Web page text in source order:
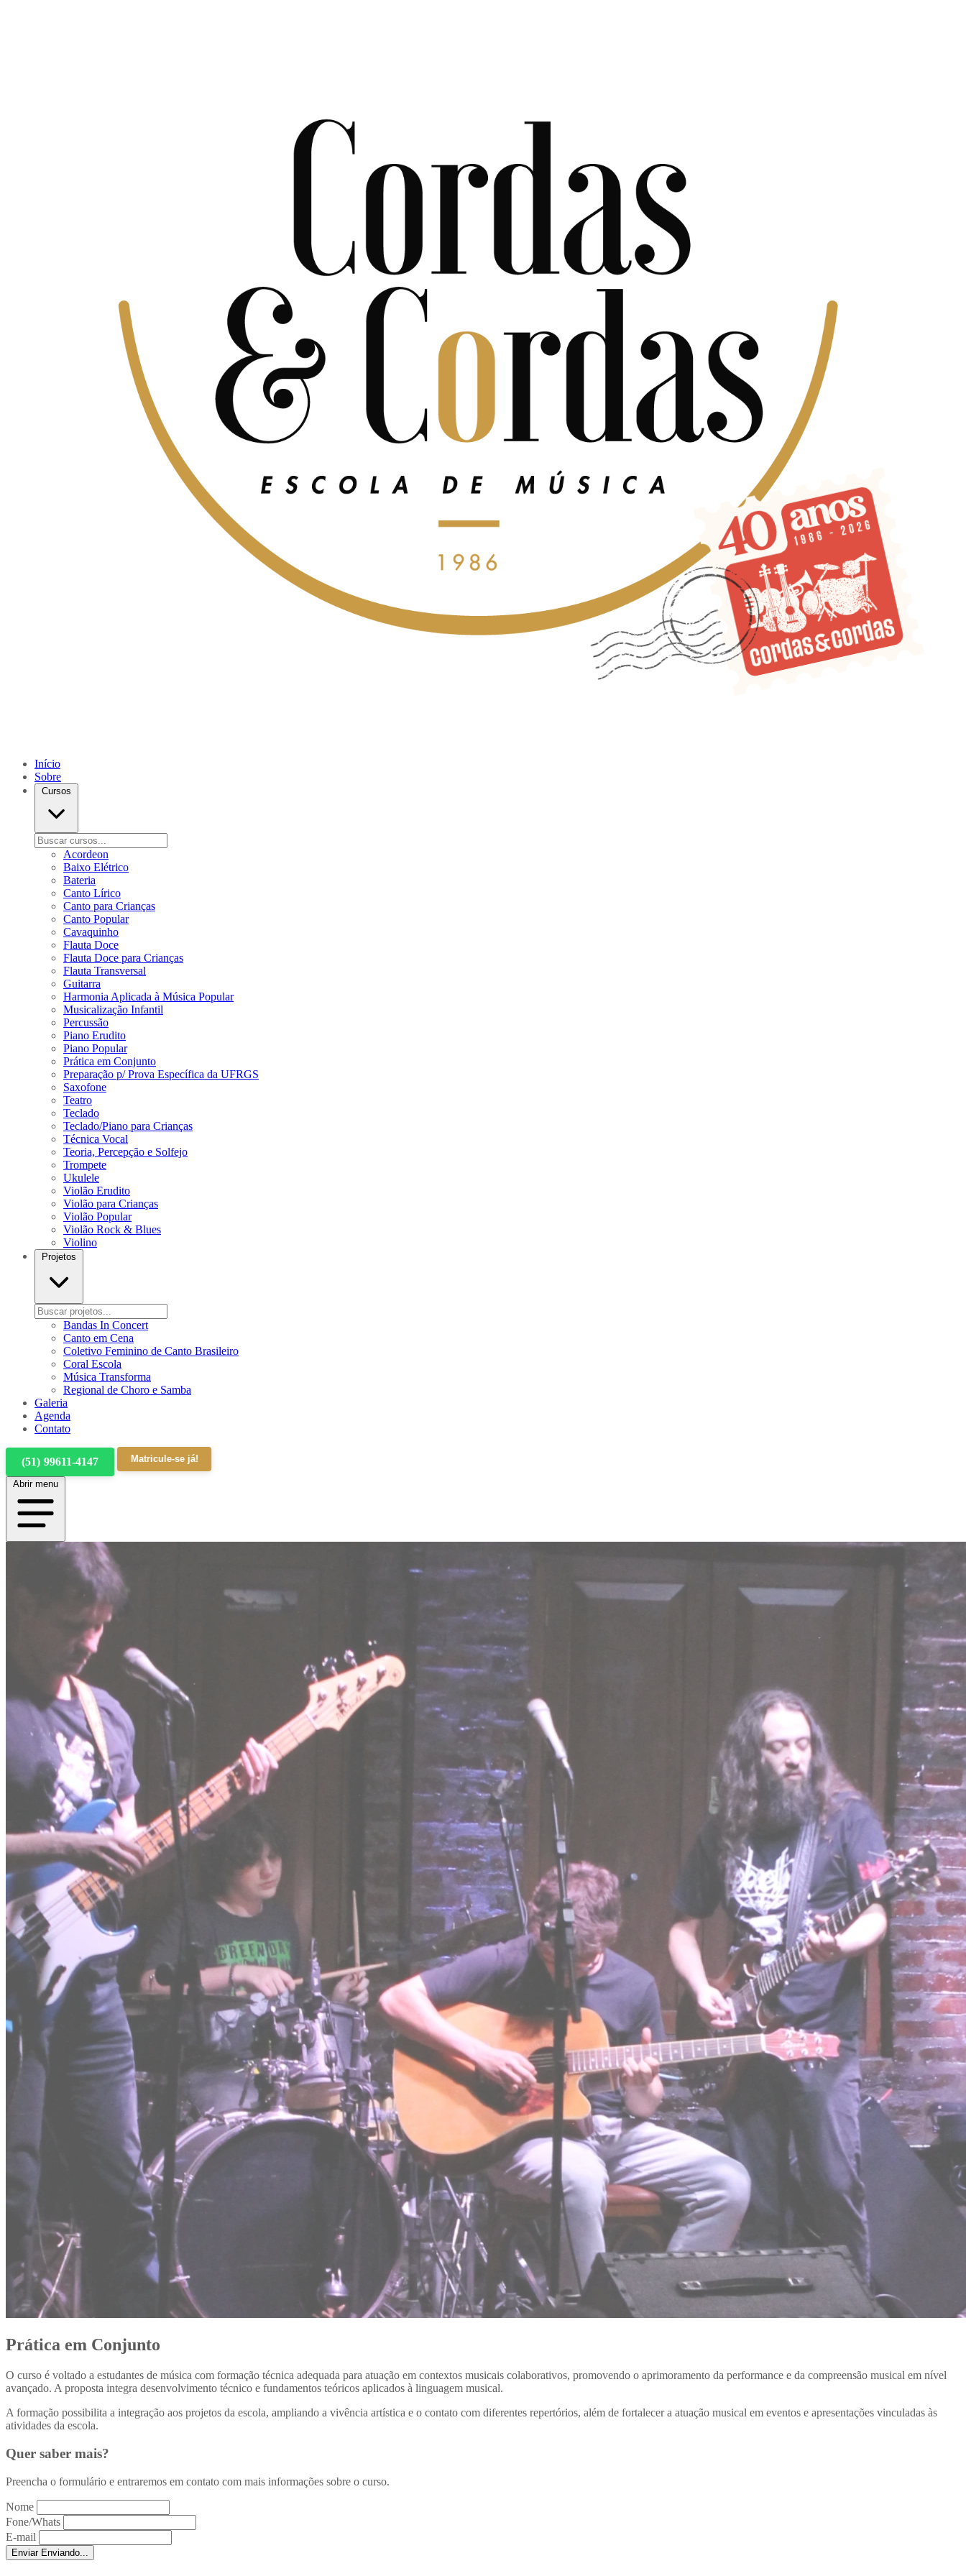
Início
Sobre
Cursos
Acordeon
Baixo Elétrico
Bateria
Canto Lírico
Canto para Crianças
Canto Popular
Cavaquinho
Flauta Doce
Flauta Doce para Crianças
Flauta Transversal
Guitarra
Harmonia Aplicada à Música Popular
Musicalização Infantil
Percussão
Piano Erudito
Piano Popular
Prática em Conjunto
Preparação p/ Prova Específica da UFRGS
Saxofone
Teatro
Teclado
Teclado/Piano para Crianças
Técnica Vocal
Teoria, Percepção e Solfejo
Trompete
Ukulele
Violão Erudito
Violão para Crianças
Violão Popular
Violão Rock & Blues
Violino
Projetos
Bandas In Concert
Canto em Cena
Coletivo Feminino de Canto Brasileiro
Coral Escola
Música Transforma
Regional de Choro e Samba
Galeria
Agenda
Contato
(51) 99611-4147 Matricule-se já!
Abrir menu
Prática em Conjunto
O curso é voltado a estudantes de música com formação técnica adequada para atuação em contextos musicais colaborativos, promovendo o aprimoramento da performance e da compreensão musical em nível
avançado. A proposta integra desenvolvimento técnico e fundamentos teóricos aplicados à linguagem musical.
A formação possibilita a integração aos projetos da escola, ampliando a vivência artística e o contato com diferentes repertórios, além de fortalecer a atuação musical em eventos e apresentações vinculadas às
atividades da escola.
Quer saber mais?
Preencha o formulário e entraremos em contato com mais informações sobre o curso.
Nome
Fone/Whats
E-mail
Enviar Enviando...